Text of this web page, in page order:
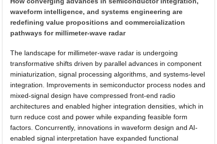
waveform intelligence, and systems engineering are
redefining value propositions and commercialization
pathways for millimeter-wave radar
The landscape for millimeter-wave radar is undergoing
transformative shifts driven by parallel advances in component
miniaturization, signal processing algorithms, and systems-level
integration. Improvements in semiconductor process nodes and
mixed-signal design have compressed front-end radio
architectures and enabled higher integration densities, which in
turn reduce cost and power while expanding feasible form
factors. Concurrently, innovations in waveform design and AI-
enabled signal interpretation have expanded functional